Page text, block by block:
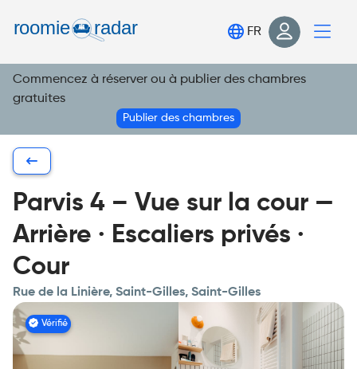
S'inscrire
FR
Commencez à réserver ou à publier des chambres
gratuites
Publier des chambres
Parvis 4 – Vue sur la cour —
Arrière · Escaliers privés ·
Cour
Rue de la Linière, Saint-Gilles, Saint-Gilles
Vérifié